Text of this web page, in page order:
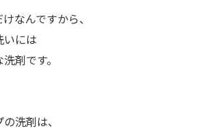
なんですから、
いには
剤です。
洗剤は、